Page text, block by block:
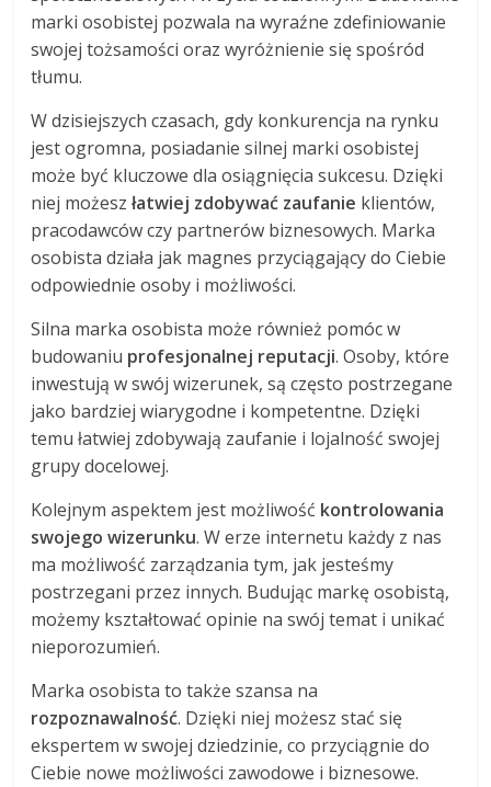
marki osobistej pozwala na wyraźne zdefiniowanie
swojej tożsamości oraz wyróżnienie się spośród
tłumu.
W dzisiejszych czasach, gdy konkurencja na rynku
jest ogromna, posiadanie silnej marki osobistej
może być kluczowe dla osiągnięcia sukcesu. Dzięki
niej możeszłatwiej zdobywać zaufanie klientów,
pracodawców czy partnerów biznesowych. Marka
osobista działa jak magnes przyciągający do Ciebie
odpowiednie osoby i możliwości.
Silna marka osobista może również pomóc w
budowaniu profesjonalnej reputacji. Osoby, które
inwestują w swój wizerunek, są często postrzegane
jako bardziej wiarygodne i kompetentne. Dzięki
temu łatwiej zdobywają zaufanie i lojalność swojej
grupy docelowej.
Kolejnym aspektem jest możliwość kontrolowania
swojego wizerunku. W erze internetu każdy z nas
ma możliwość zarządzania tym, jak jesteśmy
postrzegani przez innych. Budując markę osobistą,
możemy kształtować opinie na swój temat i unikać
nieporozumień.
Marka osobista to także szansa na
rozpoznawalność. Dzięki niej możesz stać się
ekspertem w swojej dziedzinie, co przyciągnie do
Ciebie nowe możliwości zawodowe i biznesowe.